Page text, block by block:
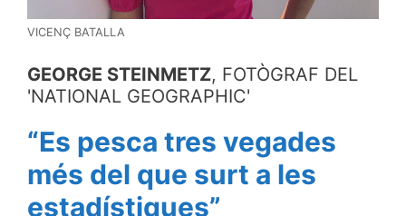
VICENÇ BATALLA
GEORGE STEINMETZ, FOTÒGRAF DEL
'NATIONAL GEOGRAPHIC'
“Es pesca tres vegades
més del que surt a les
estadístiques”